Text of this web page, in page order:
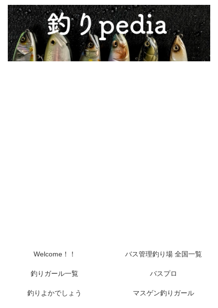
Welcome！！ バス管理釣り場 全国一覧
釣りガール一覧 バスプロ
釣りよかでしょう マスゲン釣りガール